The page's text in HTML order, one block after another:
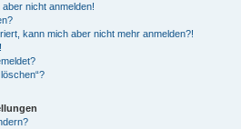
nicht anmelden!
kann mich aber nicht mehr anmelden?!